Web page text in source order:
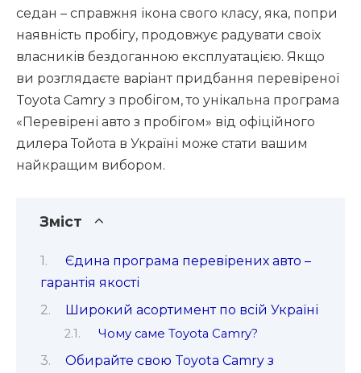
седан – справжня ікона свого класу, яка, попри
наявність пробігу, продовжує радувати своїх
власників бездоганною експлуатацією. Якщо
ви розглядаєте варіант придбання перевіреної
Toyota Camry з пробігом, то унікальна програма
«Перевірені авто з пробігом» від офіційного
дилера Тойота в Україні може стати вашим
найкращим вибором.
Зміст
Єдина програма перевірених авто –
гарантія якості
Широкий асортимент по всій Україні
Чому саме Toyota Camry?
Обирайте свою Toyota Camry з